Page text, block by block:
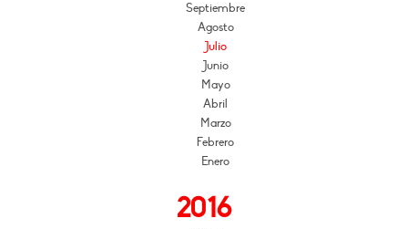
Septiembre
Agosto
Julio
Junio
Mayo
Abril
Marzo
Febrero
Enero
2016